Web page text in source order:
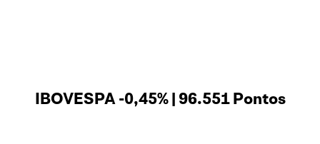
IBOVESPA -0,45% | 96.551 Pontos